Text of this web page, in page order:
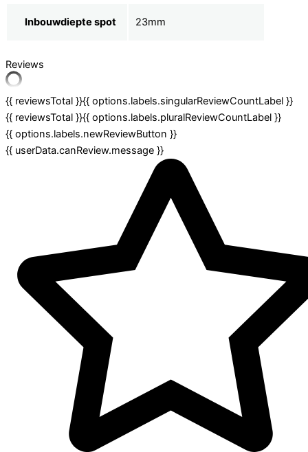
Inbouwdiepte spot 23mm
Reviews
{{ reviewsTotal }}{{ options.labels.singularReviewCountLabel }}
{{ reviewsTotal }}{{ options.labels.pluralReviewCountLabel }}
{{ options.labels.newReviewButton }}
{{ userData.canReview.message }}